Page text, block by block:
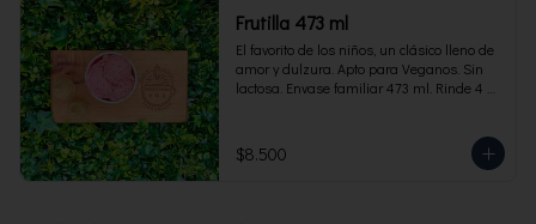
Frutilla 473 ml
El favorito de los niños, un clásico lleno de
amor y dulzura. Apto para Veganos. Sin
lactosa. Envase familiar 473 ml. Rinde 4
$8.500